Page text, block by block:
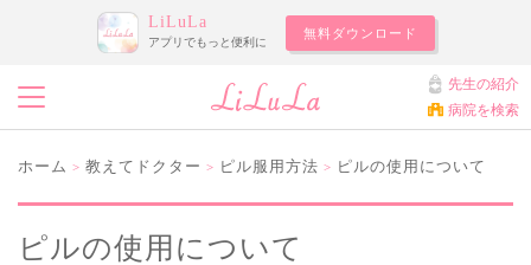
LiLuLa
アプリでもっと便利に
無料ダウンロード
先生の紹介
病院を検索
ホーム > 教えてドクター > ピル服用方法 > ピルの使用について
ピルの使用について